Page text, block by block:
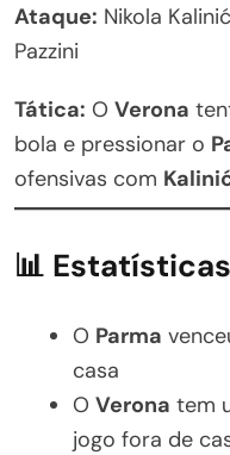
Ataque: Nikola
Pazzini
Tática: O Verona
bola e pressionar o
ofensivas com
📊
O Parma
casa
O Verona tem
jogo fora de